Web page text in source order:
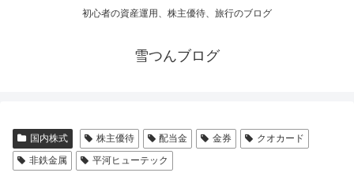
初心者の資産運用、株主優待、旅行のブログ
雪つんブログ
国内株式 株主優待 配当金 金券
クオカード
非鉄金属
平河ヒューテック